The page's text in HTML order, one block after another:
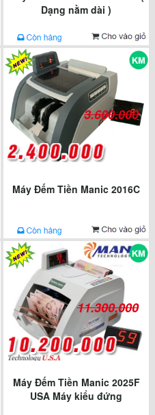
Dạng nằm dài )
3.600.000
Máy Đếm Tiền Manic 2016C
11.300.000
Máy Đếm Tiền Manic 2025F
USA Máy kiểu đứng